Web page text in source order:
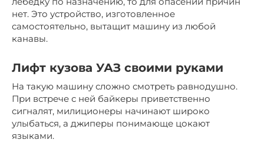
нет. Это устройство, изготовленное
самостоятельно, вытащит машину из любой
канавы.
Лифт кузова УАЗ своими руками
На такую машину сложно смотреть равнодушно.
При встрече с ней байкеры приветственно
сигналят, милиционеры начинают широко
улыбаться, а джиперы понимающе цокают
языками.